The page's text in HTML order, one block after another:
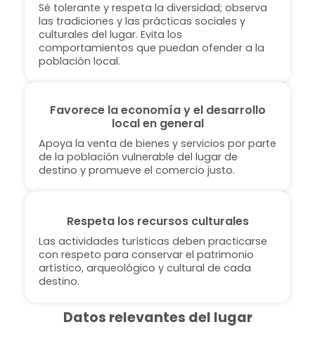
Sé tolerante y respeta la diversidad; observa
las tradiciones y las prácticas sociales y
culturales del lugar. Evita los
comportamientos que puedan ofender a la
población local.
Favorece la economía y el desarrollo
local en general
Apoya la venta de bienes y servicios por parte
de la población vulnerable del lugar de
destino y promueve el comercio justo.
Respeta los recursos culturales
Las actividades turísticas deben practicarse
con respeto para conservar el patrimonio
artístico, arqueológico y cultural de cada
destino.
Datos relevantes del lugar